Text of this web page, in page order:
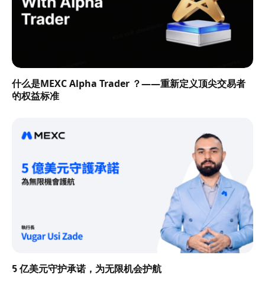
什么是MEXC Alpha Trader ？——重新定义顶尖交易者
的权益标准
5 亿美元守护承诺，为无限机会护航